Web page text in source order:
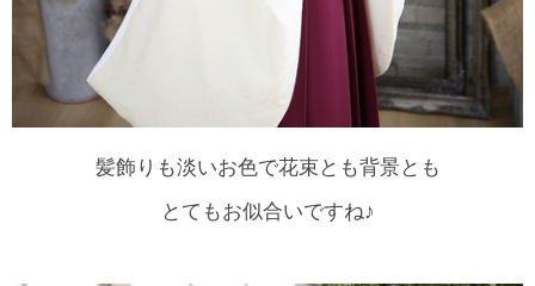
髪飾りも淡いお色で花束とも背景とも
とてもお似合いですね♪